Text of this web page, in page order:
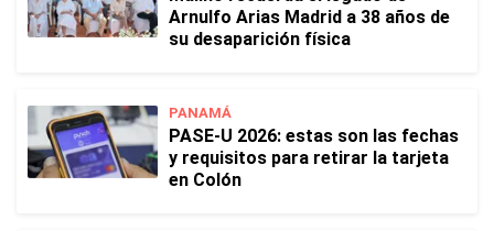
Arnulfo Arias Madrid a 38 años de
su desaparición física
PANAMÁ
PASE-U 2026: estas son las fechas
y requisitos para retirar la tarjeta
en Colón